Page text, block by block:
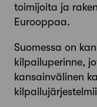
toimijoita ja
Eurooppaa.
Suomessa on
kilpailuperinne,
kansainvälinen